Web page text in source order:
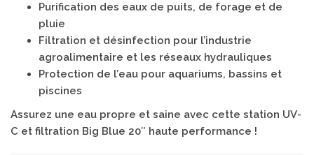
Purification des eaux de puits, de forage et de
pluie
Filtration et désinfection pour l’industrie
agroalimentaire et les réseaux hydrauliques
Protection de l’eau pour aquariums, bassins et
piscines
Assurez une eau propre et saine avec cette station UV-
C et filtration Big Blue 20″ haute performance !